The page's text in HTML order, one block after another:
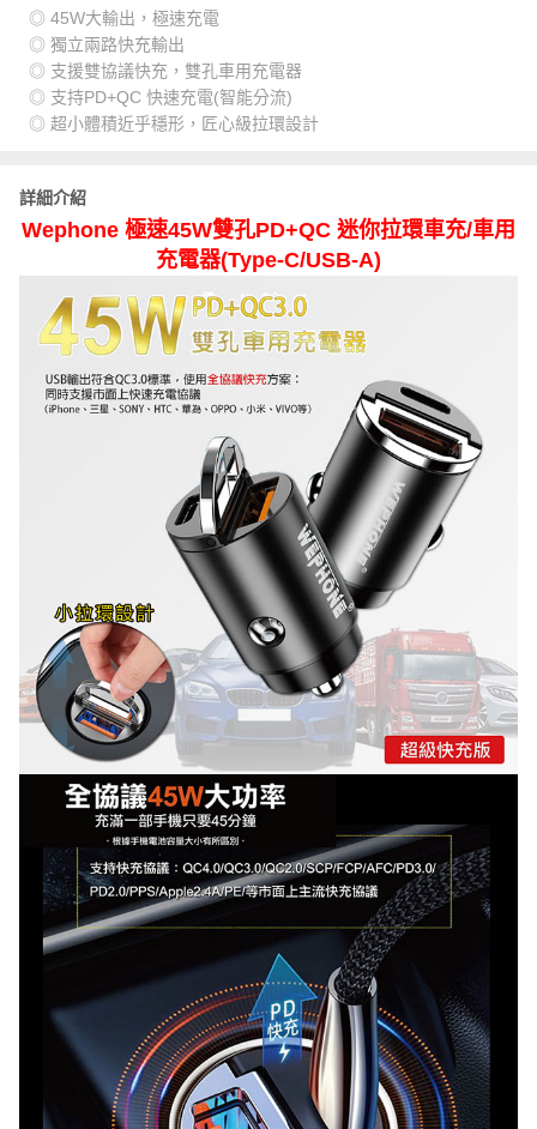
◎ 45W大輸出，極速充電
◎ 獨立兩路快充輸出
◎ 支援雙協議快充，雙孔車用充電器
◎ 支持PD+QC 快速充電(智能分流)
◎ 超小體積近乎穩形，匠心級拉環設計
詳細介紹
Wephone 極速45W雙孔PD+QC 迷你拉環車充/車用
充電器(Type-C/USB-A)